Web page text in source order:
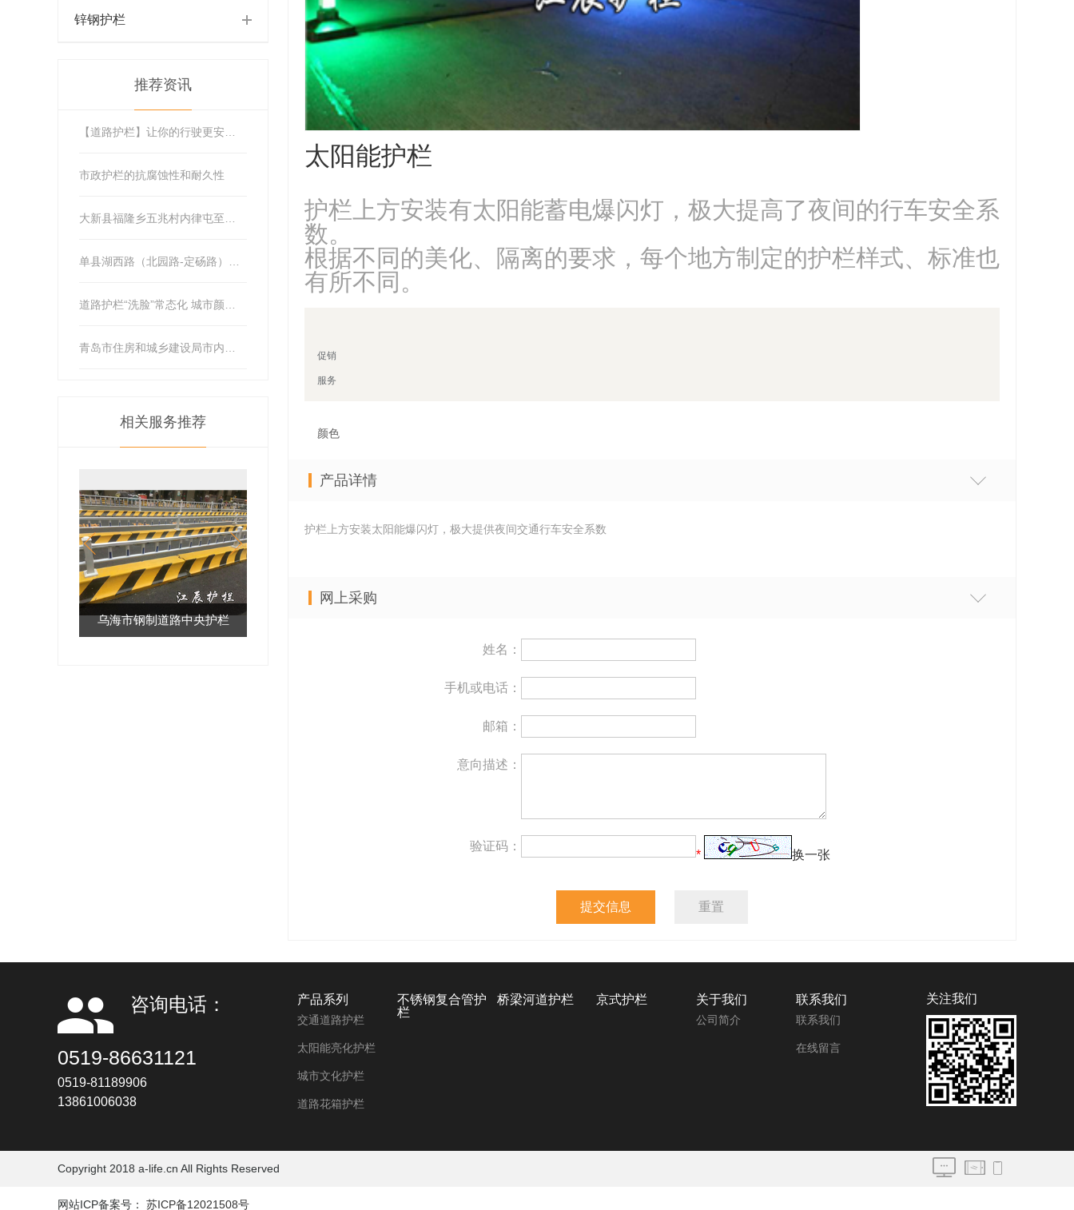
锌钢护栏
太阳能护栏
护栏上方安装有太阳能蓄电爆闪灯，极大提高了夜间的行车安全系
数。
根据不同的美化、隔离的要求，每个地方制定的护栏样式、标准也
有所不同。
促销
服务
颜色
产品详情
护栏上方安装太阳能爆闪灯，极大提供夜间交通行车安全系数
网上采购
姓名：
手机或电话：
邮箱：
意向描述：
验证码：
* 换一张
提交信息 重置
推荐资讯
市政护栏的抗腐蚀性和耐久性
相关服务推荐
承德市花式护栏厂家
咨询电话：
0519-86631121
0519-81189906
13861006038
产品系列
交通道路护栏
太阳能亮化护栏
城市文化护栏
道路花箱护栏
不锈钢复合管护
栏
桥梁河道护栏 京式护栏 关于我们
公司简介
联系我们
联系我们
在线留言
关注我们
Copyright 2018 a-life.cn All Rights Reserved
网站ICP备案号： 苏ICP备12021508号